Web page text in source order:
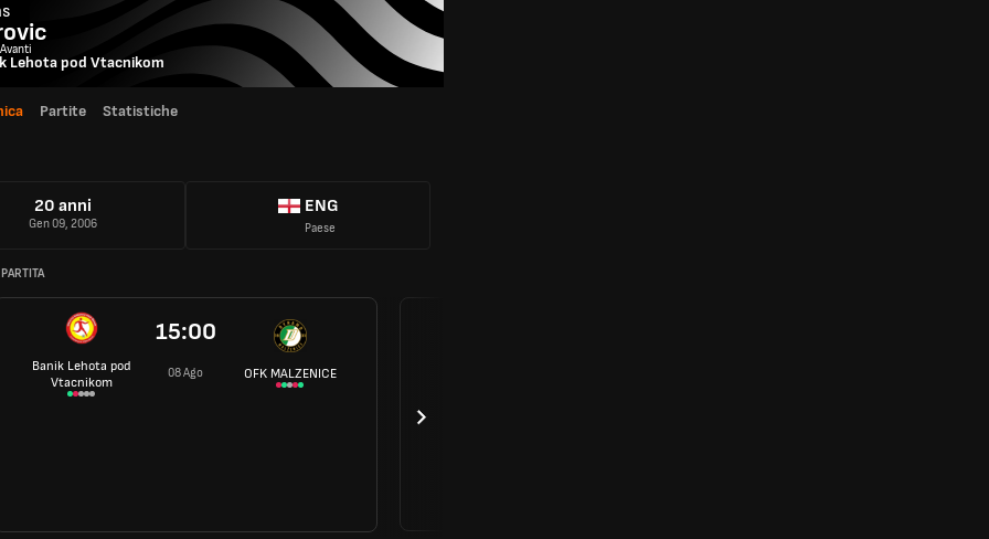
Lehota pod Vtacnikom
Partite Statistiche
20 anni
Gen 09, 2006
ENG
Paese
Banik Lehota pod
Vtacnikom
15:00
08 Ago OFK MALZENICE